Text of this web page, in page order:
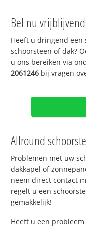
Bel nu
Heeft u dringend een
schoorsteen of dak?
u ons bereiken via
2061246 bij vragen
Allround
Problemen met uw
dakkapel of
neem direct contact
regelt u een
gemakkelijk!
Heeft u een